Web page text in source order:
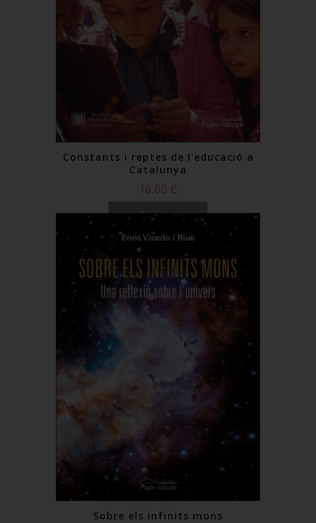
Constants i reptes de l'educació a
Catalunya
16,00 €
Comprar
Sobre els infinits mons